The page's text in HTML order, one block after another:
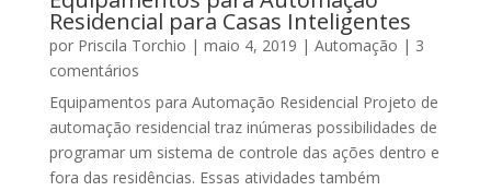
Residencial para Casas Inteligentes
por Priscila Torchio | maio 4, 2019 | Automação | 3
comentários
Equipamentos para Automação Residencial Projeto de
automação residencial traz inúmeras possibilidades de
programar um sistema de controle das ações dentro e
fora das residências. Essas atividades também